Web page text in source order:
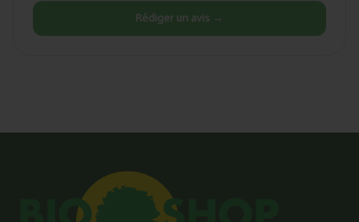
Rédiger un avis →